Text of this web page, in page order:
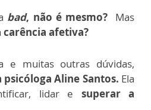
bad, não é mesmo? Mas
carência afetiva?
e muitas outras dúvidas,
Aline Santos. Ela
lidar e superar a